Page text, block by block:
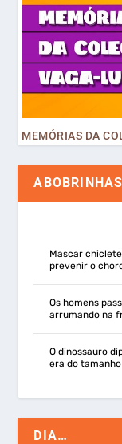
Mascar
prevenir o
Os homens
arrumando na
O dinossauro
era do
DIA…